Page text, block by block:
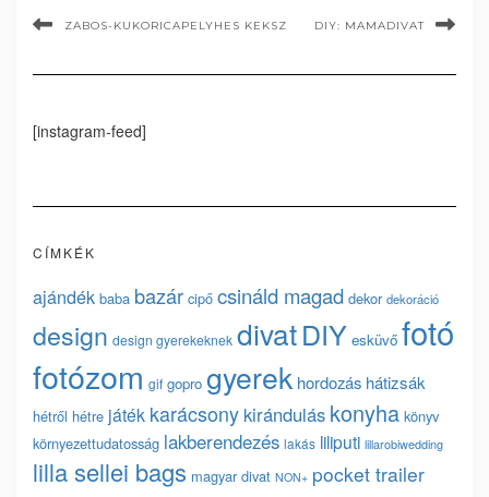
ZABOS-KUKORICAPELYHES KEKSZ DIY: MAMADIVAT
[instagram-feed]
CÍMKÉK
ajándék baba bazár cipő csináld magad dekor dekoráció
design design gyerekeknek divatDIY esküvő fotó
fotózom gif gopro gyerek hordozás hátizsák
hétről hétre játék karácsony kirándulás konyha könyv
környezettudatosság lakberendezés lakás liliputi lillarobiwedding
lilla sellei bags magyar divat NON+ pocket trailer